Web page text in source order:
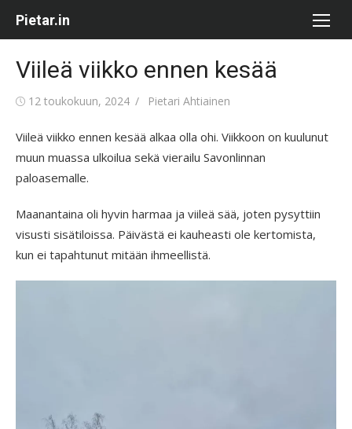
Pietar.in
Viileä viikko ennen kesää
Posted
12 toukokuun, 2024 Author
Pietari Ahtiainen
Viileä viikko ennen kesää alkaa olla ohi. Viikkoon on kuulunut
muun muassa ulkoilua sekä vierailu Savonlinnan
paloasemalle.
Maanantaina oli hyvin harmaa ja viileä sää, joten pysyttiin
visusti sisätiloissa. Päivästä ei kauheasti ole kertomista,
kun ei tapahtunut mitään ihmeellistä.